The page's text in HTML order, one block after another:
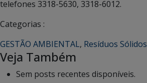
telefones 3318-5630, 3318-6012.
Categorias :
GESTÃO AMBIENTAL, Resíduos Sólidos
Veja Também
Sem posts recentes disponíveis.